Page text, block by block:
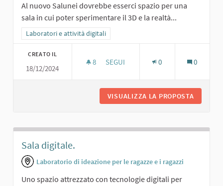
Al nuovo Salunei dovrebbe esserci spazio per una
sala in cui poter sperimentare il 3D e la realtà...
Filtra i risultati per categoria: Laboratori e attività digitali
Laboratori e attività digitali
CREATO IL
18/12/2024
8 8 SOSTENITORI
SEGUI 0 0
VISUALIZZA LA PROPOSTA
Sala digitale.
Laboratorio di ideazione per le ragazze e i ragazzi
Uno spazio attrezzato con tecnologie digitali per